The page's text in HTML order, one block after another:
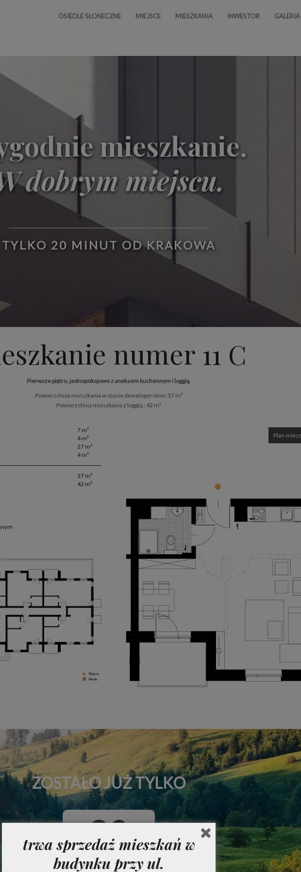
OSIEDLE SŁONECZNE MIEJSCE MIESZKANIA INWESTOR GALERIA
mieszkanie.
dobrym miejscu.
TYLKO 20 MINUT OD KRAKOWA
numer 11 C
Pierwsze piętro, jednopokojowe z aneksem kuchennym i loggią.
Powierzchnia mieszkania w stanie deweloperskim: 37 m²
Powierzchnia mieszkania z loggią.: 42 m²
7 m²
4 m²
27 m²
4 m²
37 m²
42 m²
Plan
ZOSTAŁO JUŻ TYLKO
36
mieszkań
trwa sprzedaż mieszkań w
budynku przy ul.